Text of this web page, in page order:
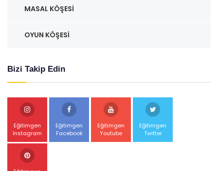
MASAL KÖŞESI
OYUN KÖŞESI
Bizi Takip Edin
Eğitimgen
Instagram
Eğitimgen
Facebook
Eğitimgen
Youtube
Eğitimgen
Twitter